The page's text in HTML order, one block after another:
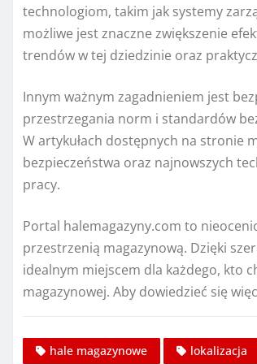
technologiom, takim jak systemy
możliwe jest znaczne zwiększenie
trendów w tej dziedzinie oraz
Innym ważnym zagadnieniem jest
przestrzegania norm i standardów
W artykułach dostępnych na stronie
bezpieczeństwa oraz najnowszych
pracy.
Portal halemagazyny.com to
przestrzenią magazynową. Dzięki
idealnym miejscem dla każdego, kto
magazynowej. Aby dowiedzieć się
hale magazynowe lokalizacja